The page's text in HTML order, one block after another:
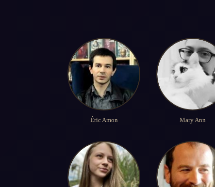
Éric Amon Mary Ann